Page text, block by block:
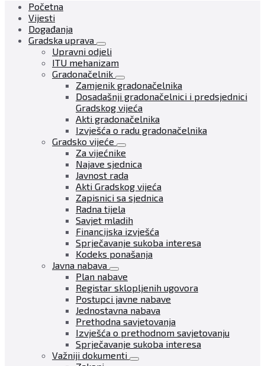
Početna
Vijesti
Događanja
Gradska uprava
Upravni odjeli
ITU mehanizam
Gradonačelnik
Zamjenik gradonačelnika
Dosadašnji gradonačelnici i predsjednici
Gradskog vijeća
Akti gradonačelnika
Izvješća o radu gradonačelnika
Gradsko vijeće
Za vijećnike
Najave sjednica
Javnost rada
Akti Gradskog vijeća
Zapisnici sa sjednica
Radna tijela
Savjet mladih
Financijska izvješća
Sprječavanje sukoba interesa
Kodeks ponašanja
Javna nabava
Plan nabave
Registar sklopljenih ugovora
Postupci javne nabave
Jednostavna nabava
Prethodna savjetovanja
Izvješća o prethodnom savjetovanju
Sprječavanje sukoba interesa
Važniji dokumenti